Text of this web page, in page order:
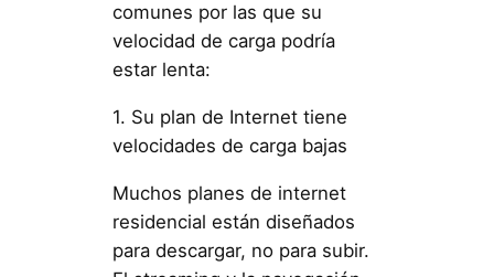
comunes por las que su
velocidad de carga podría
estar lenta:
1. Su plan de Internet tiene
velocidades de carga bajas
Muchos planes de internet
residencial están diseñados
para descargar, no para subir.